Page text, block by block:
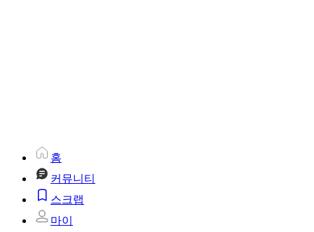
홈
커뮤니티
스크랩
마이